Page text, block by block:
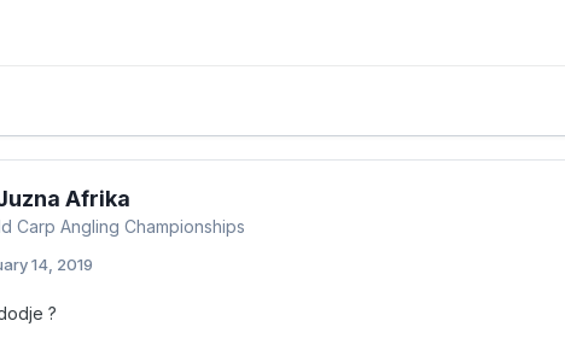
Afrika
Carp Angling Championships
14, 2019
?